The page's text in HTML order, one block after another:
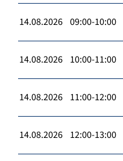
14.08.2026 09:00-10:00
14.08.2026 10:00-11:00
14.08.2026 11:00-12:00
14.08.2026 12:00-13:00